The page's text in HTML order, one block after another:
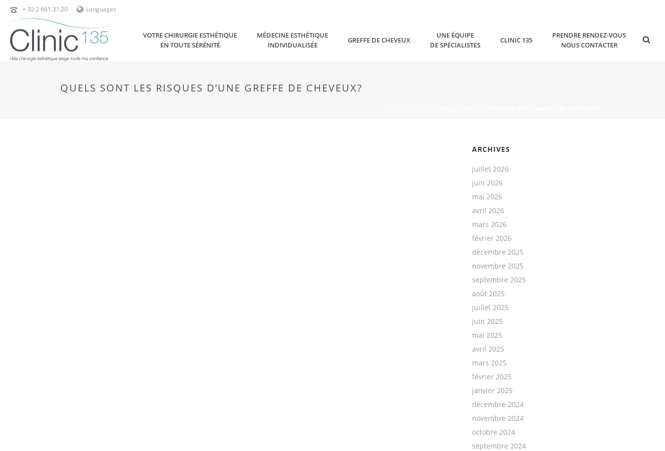
+ 32 2 661.31.20 Languages
VOTRE CHIRURGIE ESTHÉTIQUE
EN TOUTE SÉRÉNITÉ
MÉDECINE ESTHÉTIQUE
INDIVIDUALISÉE
GREFFE DE CHEVEUX
UNE ÉQUIPE
DE SPÉCIALISTES
CLINIC 135
PRENDRE RENDEZ-VOUS
NOUS CONTACTER
QUELS SONT LES RISQUES D’UNE GREFFE DE CHEVEUX?
ARCHIVES
juillet 2026
juin 2026
mai 2026
avril 2026
mars 2026
février 2026
décembre 2025
novembre 2025
septembre 2025
août 2025
juillet 2025
juin 2025
mai 2025
avril 2025
mars 2025
février 2025
janvier 2025
décembre 2024
novembre 2024
octobre 2024
septembre 2024